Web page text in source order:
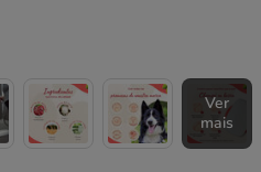
Ver
mais